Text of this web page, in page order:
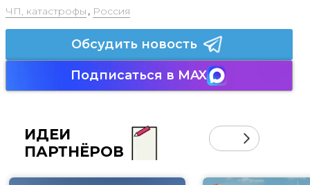
ЧП, катастрофы , Россия
Обсудить новость
Подписаться в MAX
ИДЕИ
ПАРТНЁРОВ